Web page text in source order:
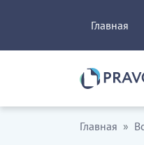
Главная
Главная